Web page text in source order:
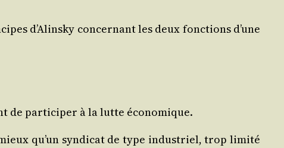
d’Alinsky concer­nant les deux fonc­tions d’une
de par­ti­ci­per à la lutte économique.
qu’un syn­di­cat de type indus­triel, trop limi­té